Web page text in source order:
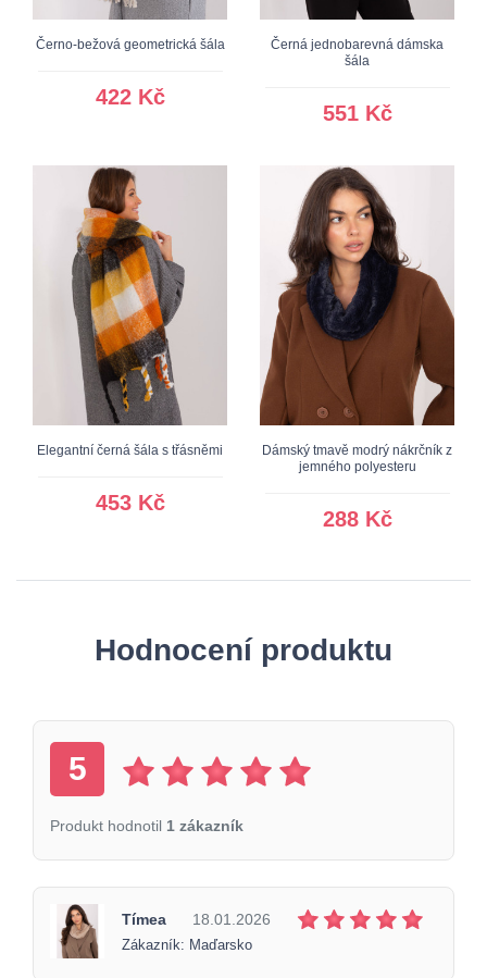
Černo-bežová geometrická šála
422 Kč
Černá jednobarevná dámska
šála
551 Kč
Elegantní černá šála s třásněmi
453 Kč
Dámský tmavě modrý nákrčník z
jemného polyesteru
288 Kč
Hodnocení produktu
5
Produkt hodnotil 1 zákazník
Tímea 18.01.2026
Zákazník: Maďarsko